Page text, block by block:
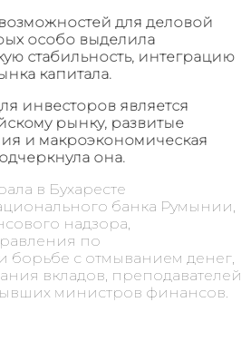
для деловой
особо выделила
стабильность, интеграцию
капитала.
инвесторов является
рынку, развитые
и макроэкономическая
она.
в Бухаресте
банка Румынии,
надзора,
по
с отмыванием денег,
вкладов, преподавателей
министров финансов.